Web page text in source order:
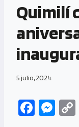
Quimilí
5 julio, 2024
Fa M